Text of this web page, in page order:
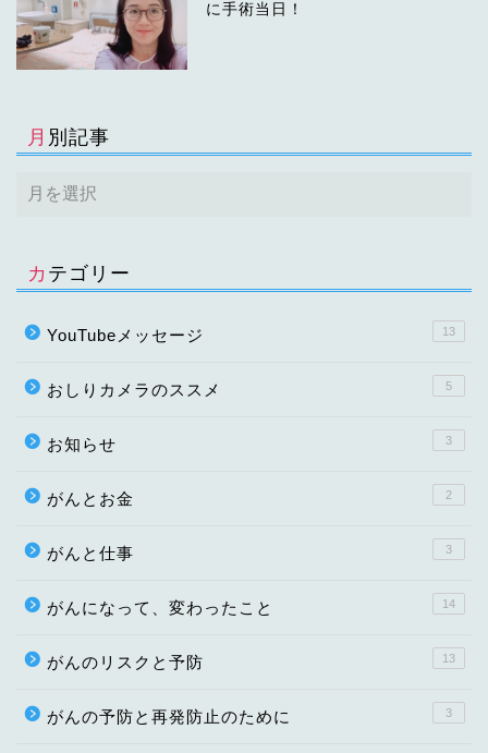
に手術当日！
月別記事
カテゴリー
YouTubeメッセージ 13
おしりカメラのススメ 5
お知らせ 3
がんとお金 2
がんと仕事 3
がんになって、変わったこと 14
がんのリスクと予防 13
がんの予防と再発防止のために 3